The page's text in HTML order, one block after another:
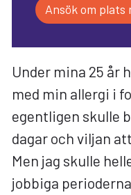
Ansök om plats
Under mina 25 år
med min allergi i
egentligen skulle
dagar och viljan
Men jag skulle
jobbiga